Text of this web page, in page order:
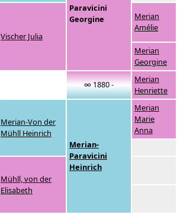
Paravicini
Georgine
Vischer Julia
Merian
Amélie
Merian
Georgine
∞ 1880 -
Merian
Henriette
Merian-Von der
Mühll Heinrich
Merian-
Paravicini
Heinrich
Merian
Marie
Anna
Mühll, von der
Elisabeth